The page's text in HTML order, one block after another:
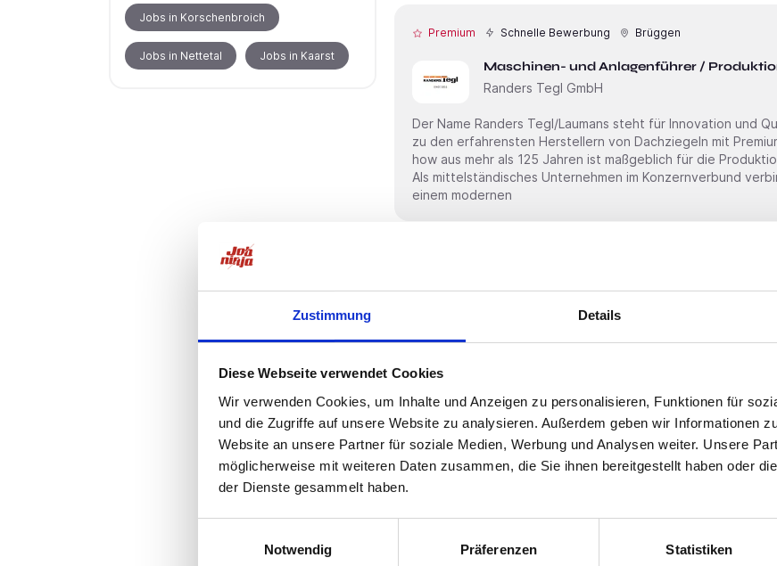
Zustimmung Details
Diese Webseite verwendet Cookies
Wir verwenden Cookies, um Inhalte und Anzeigen zu personalisieren, Funktionen für
und die Zugriffe auf unsere Website zu analysieren. Außerdem geben wir Informationen
Website an unsere Partner für soziale Medien, Werbung und Analysen weiter. Unsere
möglicherweise mit weiteren Daten zusammen, die Sie ihnen bereitgestellt haben oder
der Dienste gesammelt haben.
Notwendig
Präferenzen Statistiken
Premium Schnelle Bewerbung Brüggen
Maschinen- und Anlagenführer /
Randers Tegl GmbH
Der Name Randers Tegl/Laumans steht für Innovation und
zu den erfahrensten Herstellern von Dachziegeln mit
how aus mehr als 125 Jahren ist maßgeblich für die
Als mittelständisches Unternehmen im Konzernverbund
einem modernen
Kaufmännische Bürokraft in Teilzeit –
Ernst Zimmermanns GmbH
Über uns Die Ernst Zimmermanns GmbH ist ein Familienunternehmen in Mönchengladbach. Seit über
80 Jahren arbeiten wir in den Bereichen Entsorgung, Recycling und
unseres Büroteams suchen wir eine zuverlässige und
Kundenkontakt und sorgfältigem Arbeiten hat. Die Stelle eignet sich gut für Menschen, die eine
verlässliche
Premium Grevenbroich
Instandhaltungsfachkraft (m/w/d) für
Jobs in Korschenbroich
Jobs in Nettetal Jobs in Kaarst